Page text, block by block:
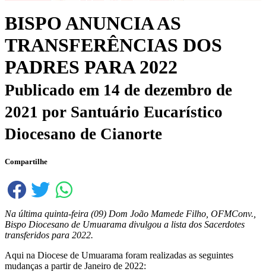
BISPO ANUNCIA AS
TRANSFERÊNCIAS DOS
PADRES PARA 2022
Publicado em 14 de dezembro de
2021 por Santuário Eucarístico
Diocesano de Cianorte
Compartilhe
Na última quinta-feira (09) Dom João Mamede Filho, OFMConv.,
Bispo Diocesano de Umuarama divulgou a lista dos Sacerdotes
transferidos para 2022.
Aqui na Diocese de Umuarama foram realizadas as seguintes
mudanças a partir de Janeiro de 2022: